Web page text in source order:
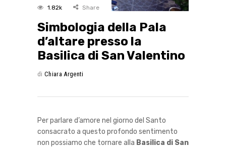
1.82k Share
Simbologia della Pala
d’altare presso la
Basilica di San Valentino
di Chiara Argenti
Per parlare d’amore nel giorno del Santo
consacrato a questo profondo sentimento
non possiamo che tornare alla Basilica di San